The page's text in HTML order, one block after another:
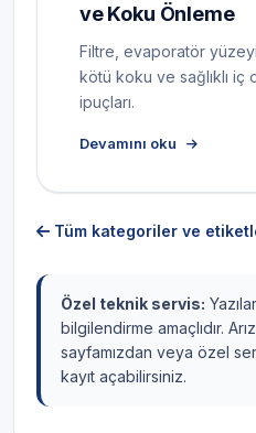
ve Koku Önleme
Filtre, evaporatör
kötü koku ve sağlıklı iç
ipuçları.
Devamını oku
Tüm kategoriler ve
Özel teknik servis:
bilgilendirme amaçlıdır.
sayfamızdan veya özel
kayıt açabilirsiniz.